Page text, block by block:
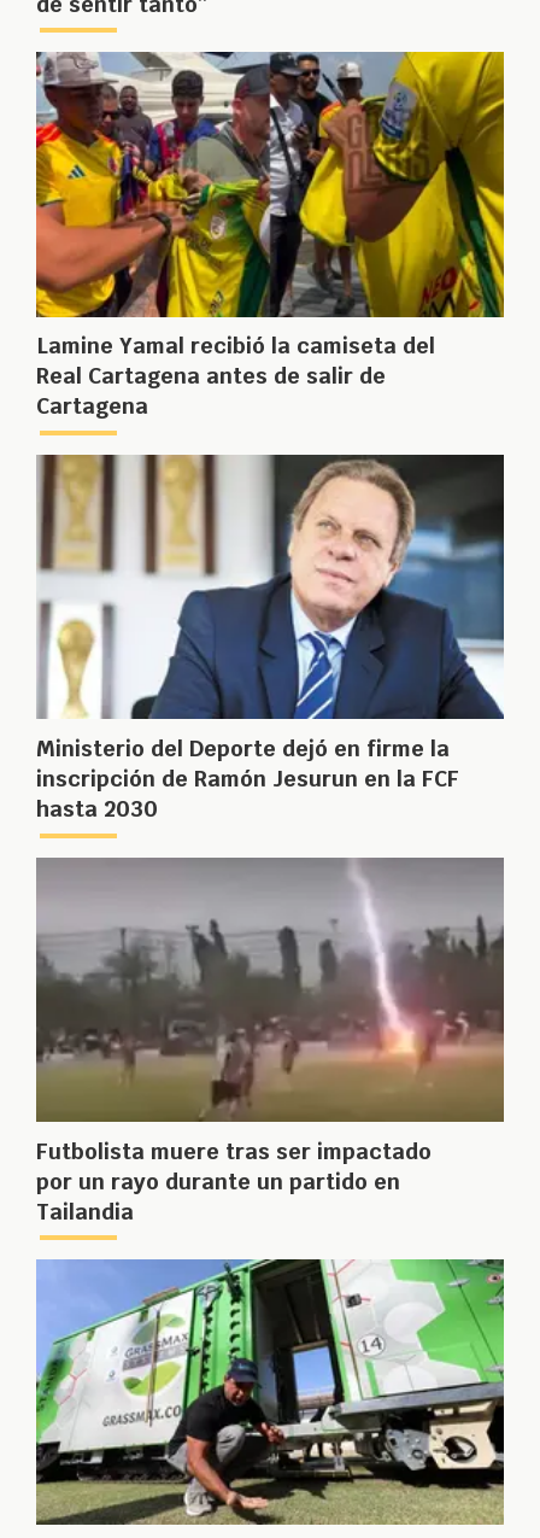
Lamine Yamal recibió la camiseta del
Real Cartagena antes de salir de
Cartagena
Ministerio del Deporte dejó en firme la
inscripción de Ramón Jesurun en la FCF
hasta 2030
Futbolista muere tras ser impactado
por un rayo durante un partido en
Tailandia